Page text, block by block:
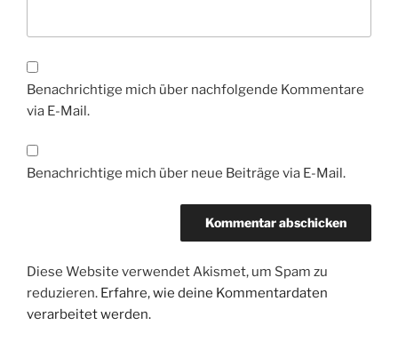
Benachrichtige mich über nachfolgende Kommentare
via E-Mail.
Benachrichtige mich über neue Beiträge via E-Mail.
Diese Website verwendet Akismet, um Spam zu
reduzieren. Erfahre, wie deine Kommentardaten
verarbeitet werden.